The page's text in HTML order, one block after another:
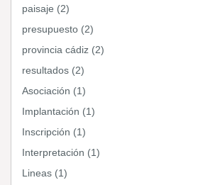
paisaje (2)
presupuesto (2)
provincia cádiz (2)
resultados (2)
Asociación (1)
Implantación (1)
Inscripción (1)
Interpretación (1)
Lineas (1)